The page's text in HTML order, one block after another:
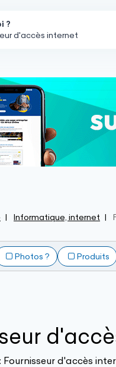
?
Informatique, internet
Photos ? Produits
Fournisseur d'accès